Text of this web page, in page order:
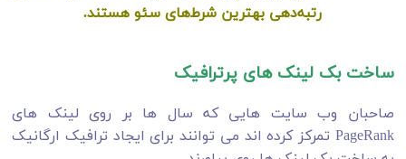
رتبه‌دهی بهترین شرط‌های سئو هستند.
ساخت بک لینک های پرترافیک
صاحبان وب سایت هایی که سال ها بر روی لینک های
PageRank تمرکز کرده اند می توانند برای ایجاد ترافیک ارگانیک